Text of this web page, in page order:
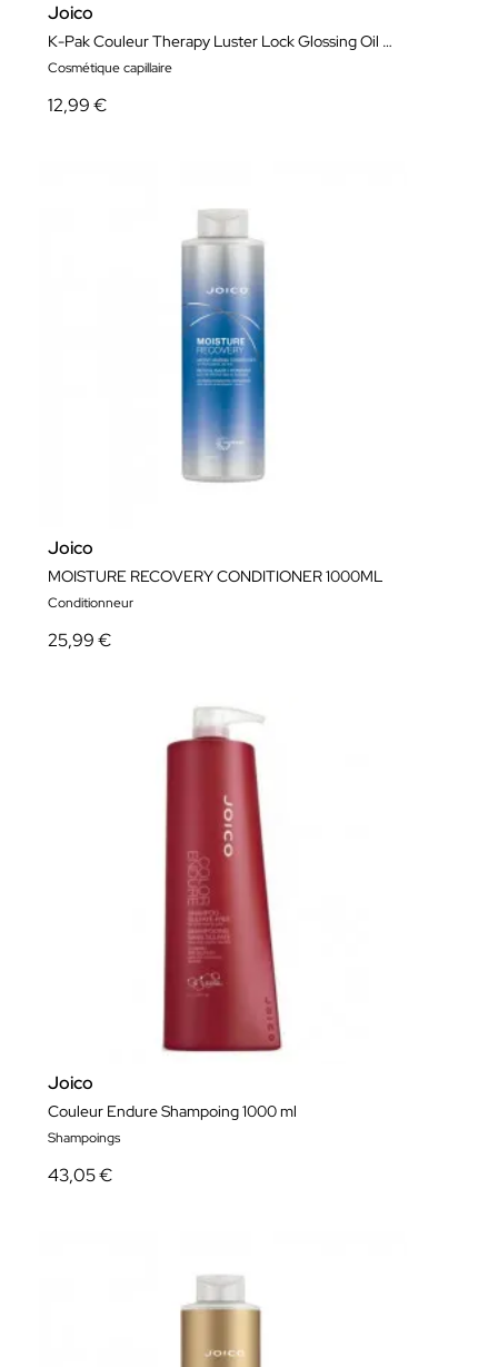
Joico
K-Pak Couleur Therapy Luster Lock Glossing Oil 63 ml
Cosmétique capillaire
12,99 €
Joico
MOISTURE RECOVERY CONDITIONER 1000ML
Conditionneur
25,99 €
Joico
Couleur Endure Shampoing 1000 ml
Shampoings
43,05 €